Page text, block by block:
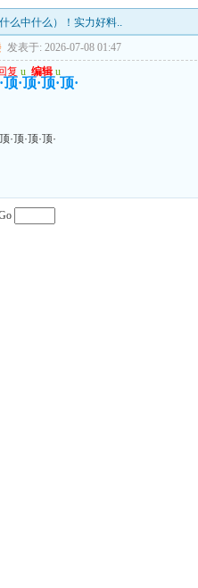
么中什么）！实力好料..
发表于: 2026-07-08 01:47
复 u 编辑 u
顶·顶·顶·顶·
·顶·顶·顶·